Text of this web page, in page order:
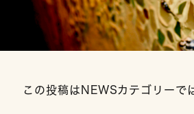
この投稿はNEWSカテゴリーで